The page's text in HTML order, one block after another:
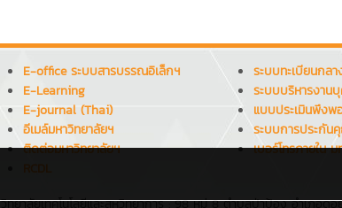
E-office ระบบสารบรรณอิเล็กฯ
E-Learning
E-journal (Thai)
อีเมล์มหาวิทยาลัยฯ
ติดต่อมหาวิทยาลัยฯ
ระบบทะเบียนกลา
ระบบบริหารงาน
แบบประเมินพึงพ
ระบบการประกั
เบอร์โทรภายใน ม
วิทยาลัยเทคโนโลยีและสหวิทยาการ : 98 หมู่ 8 ตำบลป่าป้อง อำเภอด